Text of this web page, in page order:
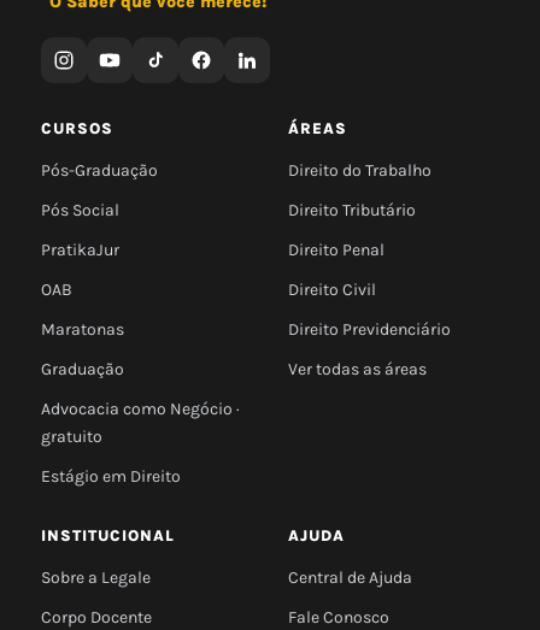
CURSOS
Pós-Graduação
Pós Social
PratikaJur
OAB
Maratonas
Graduação
Advocacia como Negócio ·
gratuito
Estágio em Direito
ÁREAS
Direito do Trabalho
Direito Tributário
Direito Penal
Direito Civil
Direito Previdenciário
Ver todas as áreas
INSTITUCIONAL
Sobre a Legale
Corpo Docente
AJUDA
Central de Ajuda
Fale Conosco